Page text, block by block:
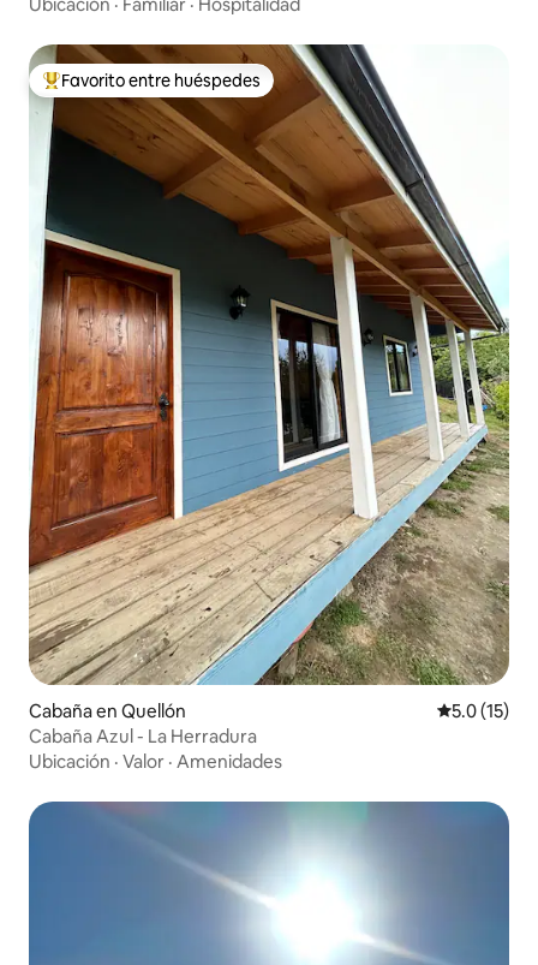
De los mejores en Favorito entre huéspedes
Favorito entre huéspedes
Cabaña en Quellón Calificación
5.0 (15)
Cabaña Azul - La Herradura
Ubicación · Valor · Amenidades